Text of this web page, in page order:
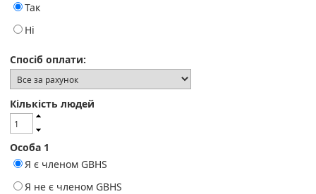
Так
Ні
Спосіб оплати:
Кількість людей
Особа 1
Я є членом GBHS
Я не є членом GBHS